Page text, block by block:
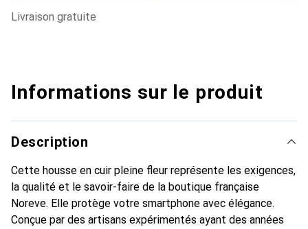
livraison gratuite
Informations sur le produit
Description
Cette housse en cuir pleine fleur représente les exigences,
la qualité et le savoir-faire de la boutique française
Noreve. Elle protège votre smartphone avec élégance.
Conçue par des artisans expérimentés ayant des années